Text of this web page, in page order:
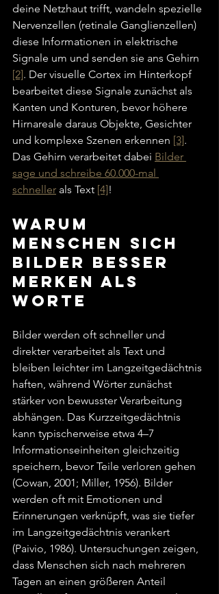
deine Netzhaut trifft, wandeln spezielle
Nervenzellen (retinale Ganglienzellen)
diese Informationen in elektrische
Signale um und senden sie ans Gehirn
[2]. Der visuelle Cortex im Hinterkopf
bearbeitet diese Signale zunächst als
Kanten und Konturen, bevor höhere
Hirnareale daraus Objekte, Gesichter
und komplexe Szenen erkennen [3].
Das Gehirn verarbeitet dabei Bilder
sage und schreibe 60.000-mal
schneller als Text [4] !
Warum
Menschen sich
Bilder besser
merken als
Worte
Bilder werden oft schneller und
direkter verarbeitet als Text und
bleiben leichter im Langzeitgedächtnis
haften, während Wörter zunächst
stärker von bewusster Verarbeitung
abhängen. Das Kurzzeitgedächtnis
kann typischerweise etwa 4–7
Informationseinheiten gleichzeitig
speichern, bevor Teile verloren gehen
(Cowan, 2001; Miller, 1956). Bilder
werden oft mit Emotionen und
Erinnerungen verknüpft, was sie tiefer
im Langzeitgedächtnis verankert
(Paivio, 1986). Untersuchungen zeigen,
dass Menschen sich nach mehreren
Tagen an einen größeren Anteil